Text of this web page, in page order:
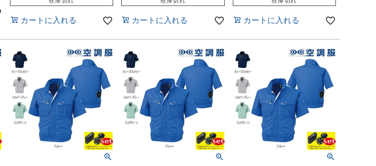
カートに入れる カートに入れる カートに入れる